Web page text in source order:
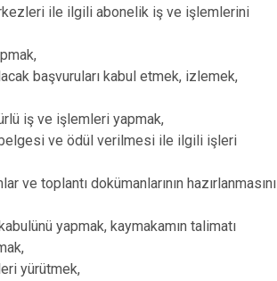
ile ilgili abonelik iş ve işlemlerini
başvuruları kabul etmek, izlemek,
iş ve işlemleri yapmak,
belgesi ve ödül verilmesi ile ilgili işleri
ve toplantı dokümanlarının
yapmak, kaymakamın talimatı
yürütmek,